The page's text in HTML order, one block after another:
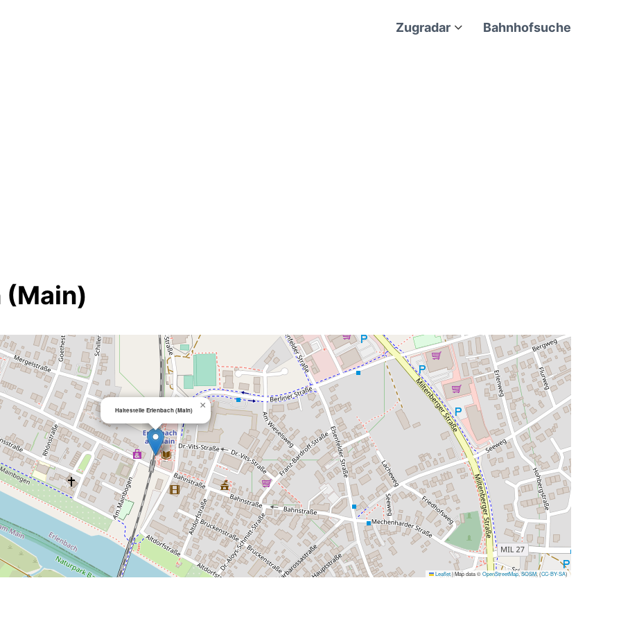
Zugradar Bahnhofsuche
Haltestelle Erlenbach (Main) ×
Leaflet|Map data ©OpenStreetMap,SOSM, (CC-BY-SA)